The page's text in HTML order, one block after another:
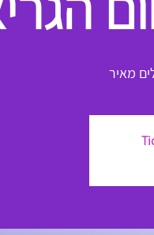
מאיר